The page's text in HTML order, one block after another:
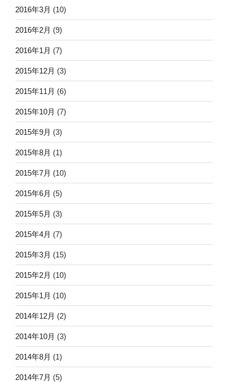
2016年3月 (10)
2016年2月 (9)
2016年1月 (7)
2015年12月 (3)
2015年11月 (6)
2015年10月 (7)
2015年9月 (3)
2015年8月 (1)
2015年7月 (10)
2015年6月 (5)
2015年5月 (3)
2015年4月 (7)
2015年3月 (15)
2015年2月 (10)
2015年1月 (10)
2014年12月 (2)
2014年10月 (3)
2014年8月 (1)
2014年7月 (5)